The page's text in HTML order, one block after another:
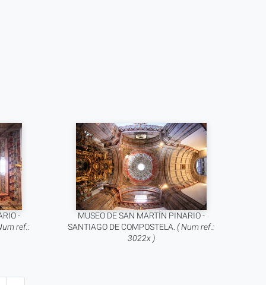
-
ref.:
MUSEO DE SAN MARTÍN PINARIO -
SANTIAGO DE COMPOSTELA.( Num ref.:
3022x )